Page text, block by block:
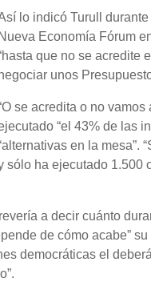
lo indicó Turull
Nueva Economía Fórum
que no se acredite
unos
se acredita o no
“el 43% de las
en la mesa”.
sólo ha ejecutado 1.500
a decir cuánto
de cómo acabe”
democráticas el